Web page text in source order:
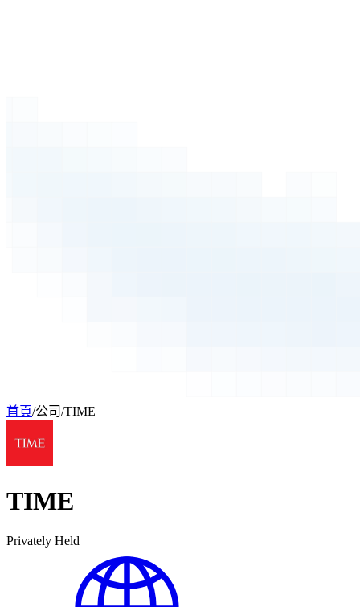
首頁/公司/TIME
TIME
Privately Held